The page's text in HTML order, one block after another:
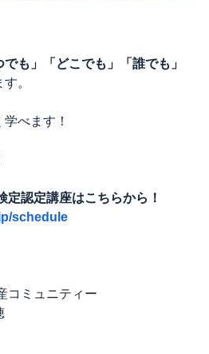
でも」「どこでも」「誰でも」
。
べます！
認定講座はこちらから！
schedule
コミュニティー